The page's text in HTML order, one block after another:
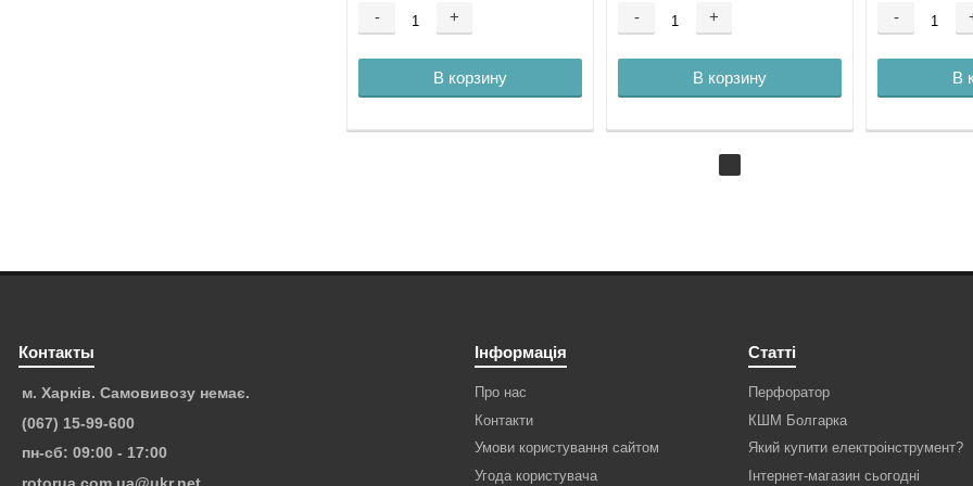
- +
В корзину
- +
В корзину
-
В
Контакты
м. Харків. Самовивозу немає.
(067) 15-99-600
пн-сб: 09:00 - 17:00
Інформація
Про нас
Контакти
Умови користування сайтом
Угода користувача
Статті
Перфоратор
КШМ Болгарка
Який купити електроінструмент?
Інтернет-магазин сьогодні